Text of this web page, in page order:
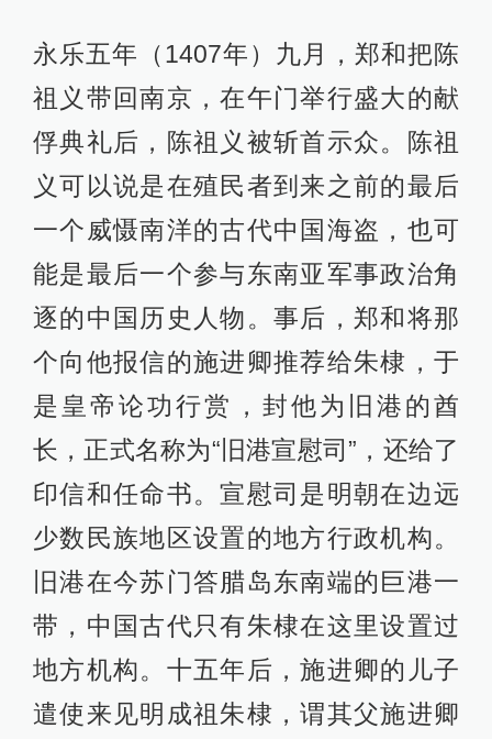
永乐五年（1407年）九月，郑和把陈
祖义带回南京，在午门举行盛大的献
俘典礼后，陈祖义被斩首示众。陈祖
义可以说是在殖民者到来之前的最后
一个威慑南洋的古代中国海盗，也可
能是最后一个参与东南亚军事政治角
逐的中国历史人物。事后，郑和将那
个向他报信的施进卿推荐给朱棣，于
是皇帝论功行赏，封他为旧港的酋
长，正式名称为“旧港宣慰司”，还给了
印信和任命书。宣慰司是明朝在边远
少数民族地区设置的地方行政机构。
旧港在今苏门答腊岛东南端的巨港一
带，中国古代只有朱棣在这里设置过
地方机构。十五年后，施进卿的儿子
遣使来见明成祖朱棣，谓其父施进卿